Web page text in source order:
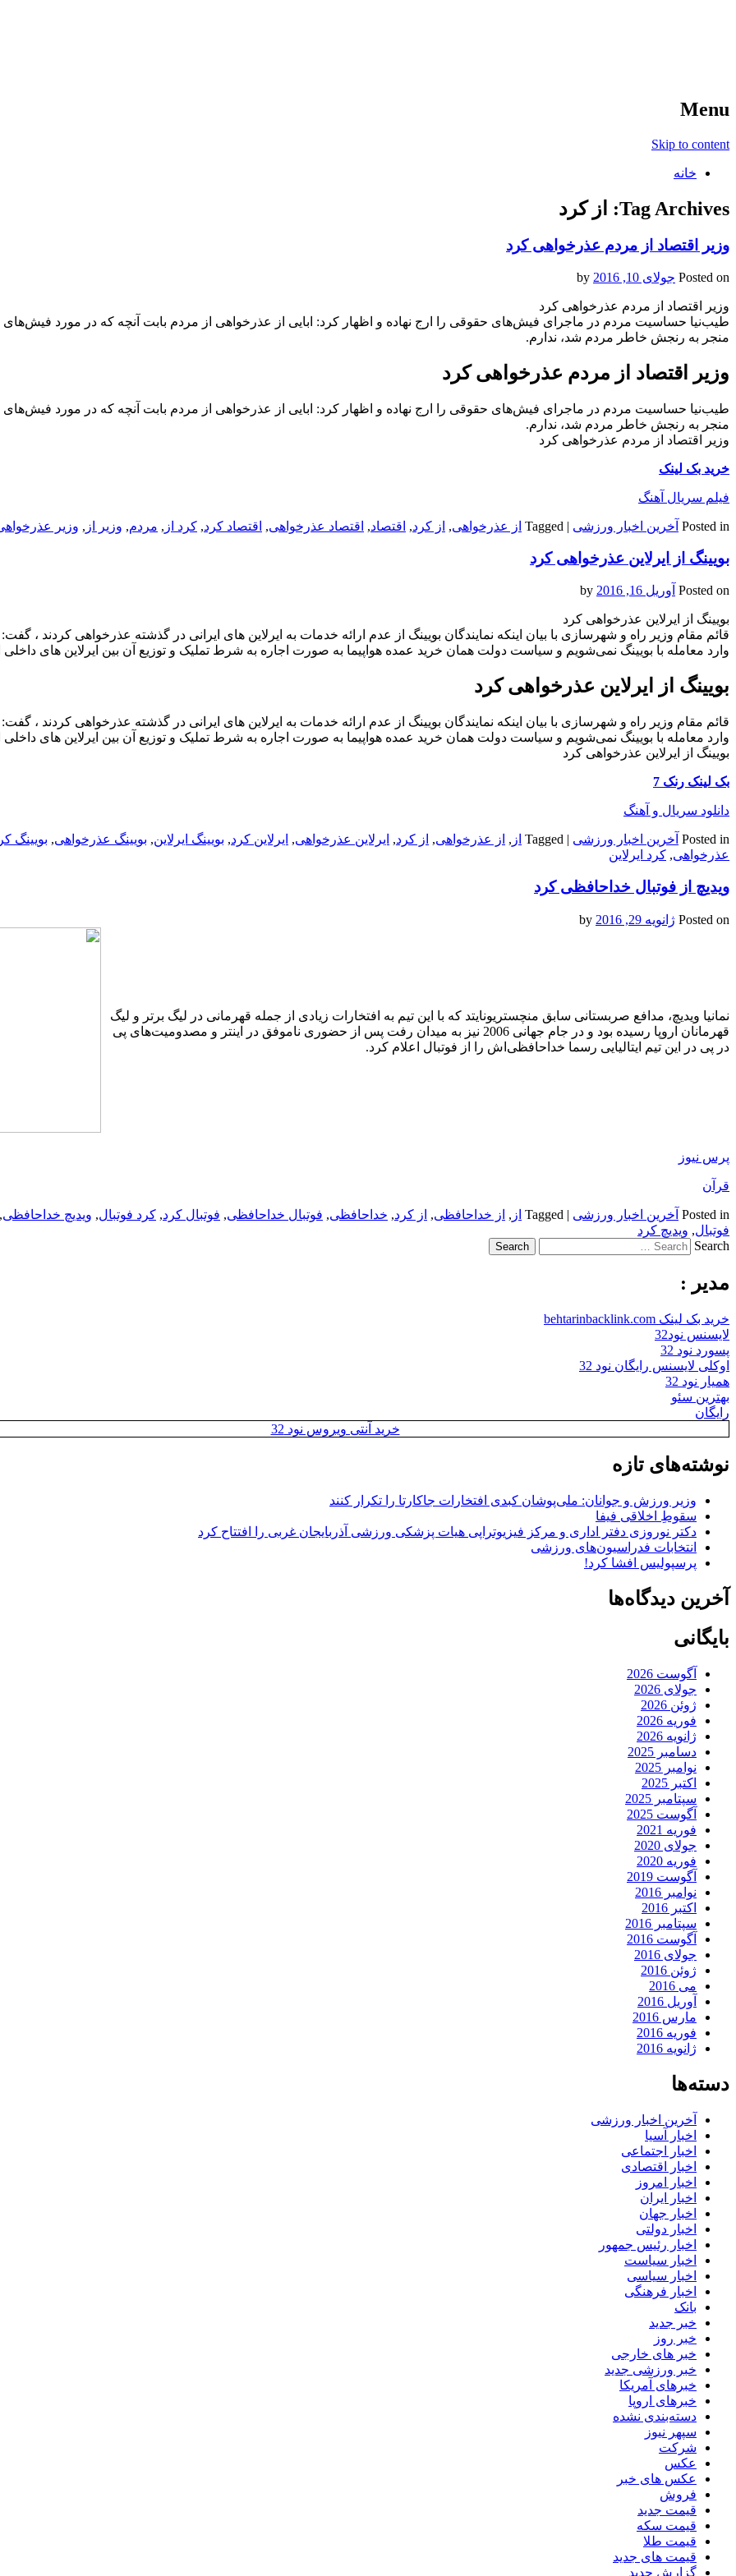
Menu
Skip to content
خانه
Tag Archives: از کرد
وزیر اقتصاد از مردم عذرخواهی کرد
Posted on جولای 10, 2016
وزیر اقتصاد از مردم عذرخواهی کرد
طیب‌نیا حساسیت مردم در ماجرای فیش‌های حقوقی را ارج نهاده و اظهار کرد: ابایی از عذرخواهی از مردم بابت آنچه که در مورد
منجر به رنجش خاطر مردم شد، ندارم.
وزیر اقتصاد از مردم عذرخواهی کرد
طیب‌نیا حساسیت مردم در ماجرای فیش‌های حقوقی را ارج نهاده و اظهار کرد: ابایی از عذرخواهی از مردم بابت آنچه که در مورد
منجر به رنجش خاطر مردم شد، ندارم.
وزیر اقتصاد از مردم عذرخواهی کرد
خرید بک لینک
فیلم سریال آهنگ
Posted in آخرین اخبار ورزشی |
Tagged از عذرخواهی, از کرد, اقتصاد, اقتصاد عذرخواهی, اقتصاد کرد, کرد از , مردم, وزیر از , وزیر
بویینگ از ایرلاین عذرخواهی کرد
Posted on آوریل 16, 2016
بویینگ از ایرلاین عذرخواهی کرد
قائم مقام وزیر راه و شهرسازی با بیان اینکه نمایندگان بویینگ از عدم ارائه خدمات به ایرلاین های ایرانی در گذشته عذرخواهی کردند ، گفت:
وارد معامله با بویینگ نمی‌شویم و سیاست دولت همان خرید عمده هواپیما به صورت اجاره به شرط تملیک و توزیع آن بین ایرلاین های
بویینگ از ایرلاین عذرخواهی کرد
قائم مقام وزیر راه و شهرسازی با بیان اینکه نمایندگان بویینگ از عدم ارائه خدمات به ایرلاین های ایرانی در گذشته عذرخواهی کردند ، گفت:
وارد معامله با بویینگ نمی‌شویم و سیاست دولت همان خرید عمده هواپیما به صورت اجاره به شرط تملیک و توزیع آن بین ایرلاین های
بویینگ از ایرلاین عذرخواهی کرد
بک لینک رنک 7
دانلود سریال و آهنگ
Posted in آخرین اخبار ورزشی |
Tagged از , از عذرخواهی, از کرد, ایرلاین عذرخواهی, ایرلاین کرد, بویینگ ایرلاین, بویینگ عذرخواهی, بویینگ
عذرخواهی, کرد ایرلاین
ویدیچ از فو‌تبا‌ل خداحافظی کرد
Posted on ژانویه 29, 2016
نمانیا ویدیچ، مدافع صربستانی سابق منچستریونایتد که با این تیم به افتخارات زیادی از جمله قهرمانی در لیگ برتر و لیگ
قهرمانان اروپا رسیده بود و در جا‌م جها‌نی 2006 نیز به میدان رفت پس از حضوری ناموفق در اینتر و مصدومیت‌های پی
در پی در این تیم ایتالیایی رسما خداحافظی‌اش را از فو‌تبا‌ل اعلام کرد.
پرس نیوز
قرآن
Posted in آخرین اخبار ورزشی |
Tagged از , از خداحافظی, از کرد, خداحافظی, فو‌تبا‌ل خداحافظی, فو‌تبا‌ل کرد, کرد فو‌تبا‌ل, ویدیچ خداحافظی,
فو‌تبا‌ل, ویدیچ کرد
Search
مدیر :
خرید بک لینک behtarinbacklink.com
لایسنس نود32
پسورد نود 32
اوکلی لایسنس رایگان نود 32
همیار نود 32
بهترین سئو
رایگان
خرید آنتی ویروس نود 32
نوشته‌های تازه
وزیر ورزش و جوانان: ملی‌پوشان کبدی افتخارات جاکارتا را تکرار کنند
سقوطِ اخلاقی فیفا
دکتر نوروزی دفتر اداری و مرکز فیزیوتراپی هیات پزشکی ورزشی آذربایجان غربی را افتتاح کرد
انتخابات فدراسیون‌های ورزشی
پرسپولیس افشا کرد!
آخرین دیدگاه‌ها
بایگانی
آگوست 2026
جولای 2026
ژوئن 2026
فوریه 2026
ژانویه 2026
دسامبر 2025
نوامبر 2025
اکتبر 2025
سپتامبر 2025
آگوست 2025
فوریه 2021
جولای 2020
فوریه 2020
آگوست 2019
نوامبر 2016
اکتبر 2016
سپتامبر 2016
آگوست 2016
جولای 2016
ژوئن 2016
می 2016
آوریل 2016
مارس 2016
فوریه 2016
ژانویه 2016
دسته‌ها
آخرین اخبار ورزشی
اخبار آسیا
اخبار اجتماعی
اخبار اقتصادی
اخبار امروز
اخبار ایران
اخبار جهان
اخبار دولتی
اخبار رئیس جمهور
اخبار سیاست
اخبار سیاسی
اخبار فرهنگی
بانک
خبر جدید
خبر روز
خبر های خارجی
خبر ورزشی جدید
خبرهای آمریکا
خبرهای اروپا
دسته‌بندی نشده
سپهر نیوز
شرکت
عکس
عکس های خبر
فروش
قیمت جدید
قیمت سکه
قیمت طلا
قیمت های جدید
گزارش جدید